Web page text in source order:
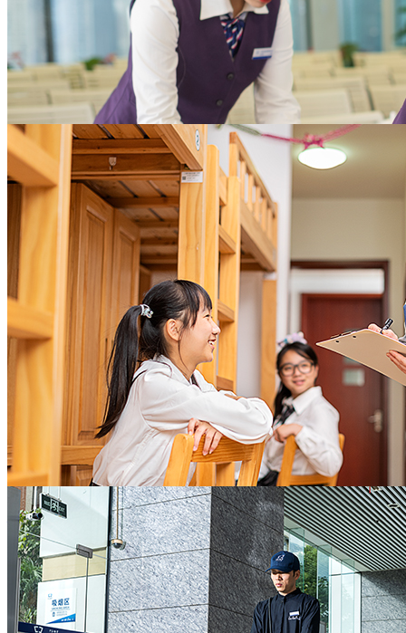
助力实现物业资产价值
体系化的招商支持策略，完善的案场服务及全权
托管
长期良好的租户满意度，稳健的租金回报率，充
分实现地产资产保值增值
地产开发商
值得信赖的全面后勤保障
灵活敏捷的响应速度，严谨精细的业务技能，敬
业高效的服务意识
是随时在您身边的可靠伙伴
助力教学开展，守护校园欢笑
协助校方办校理念的实施，教学活动的开展
全力营造校园舒心环境及师生和睦氛围，让老师